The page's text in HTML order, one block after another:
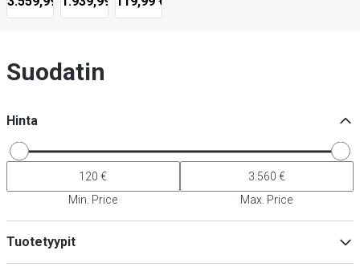
Suodatin
Hinta
Min. Price Max. Price
Tuotetyypit